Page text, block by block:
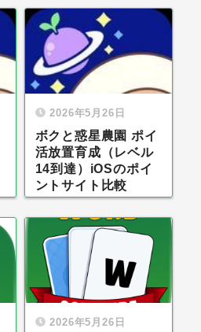
2026年5月26日
ボクと惑星農園 ポイ
活放置育成（レベル
14到達）iOSのポイ
ントサイト比較
2026年5月26日